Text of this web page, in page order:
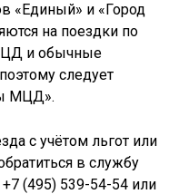
«Единый» и «Город
на поездки по
и обычные
следует
МЦД».
с учётом льгот или
в службу
(495) 539-54-54 или